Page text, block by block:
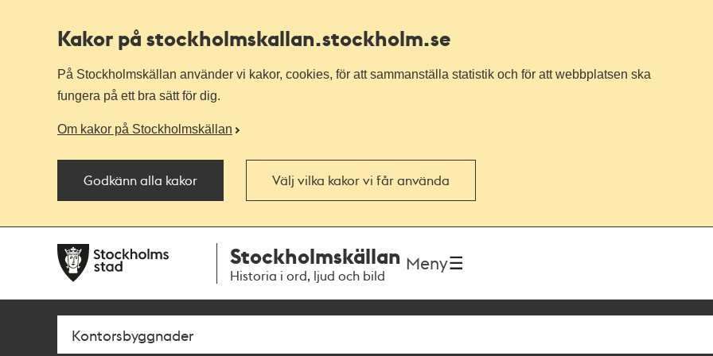
Kakor på stockholmskallan.stockholm.se
På Stockholmskällan använder vi kakor, cookies, för att sammanställa statistik och för att webbplatsen ska
fungera på ett bra sätt för dig.
Om kakor på Stockholmskällan
Godkänn alla kakor Välj vilka kakor vi får använda
navigationen
huvudinnehållet
Stockholmskällan
Historia i ord, ljud och bild
Meny
Sök